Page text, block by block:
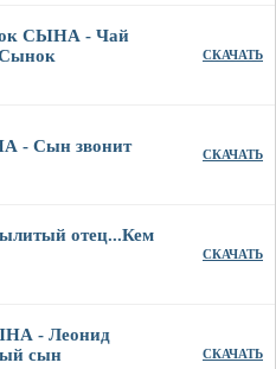
СЫНА - Чай
СКАЧАТЬ
- Сын звонит СКАЧАТЬ
отец...Кем
СКАЧАТЬ
- Леонид
сын
СКАЧАТЬ